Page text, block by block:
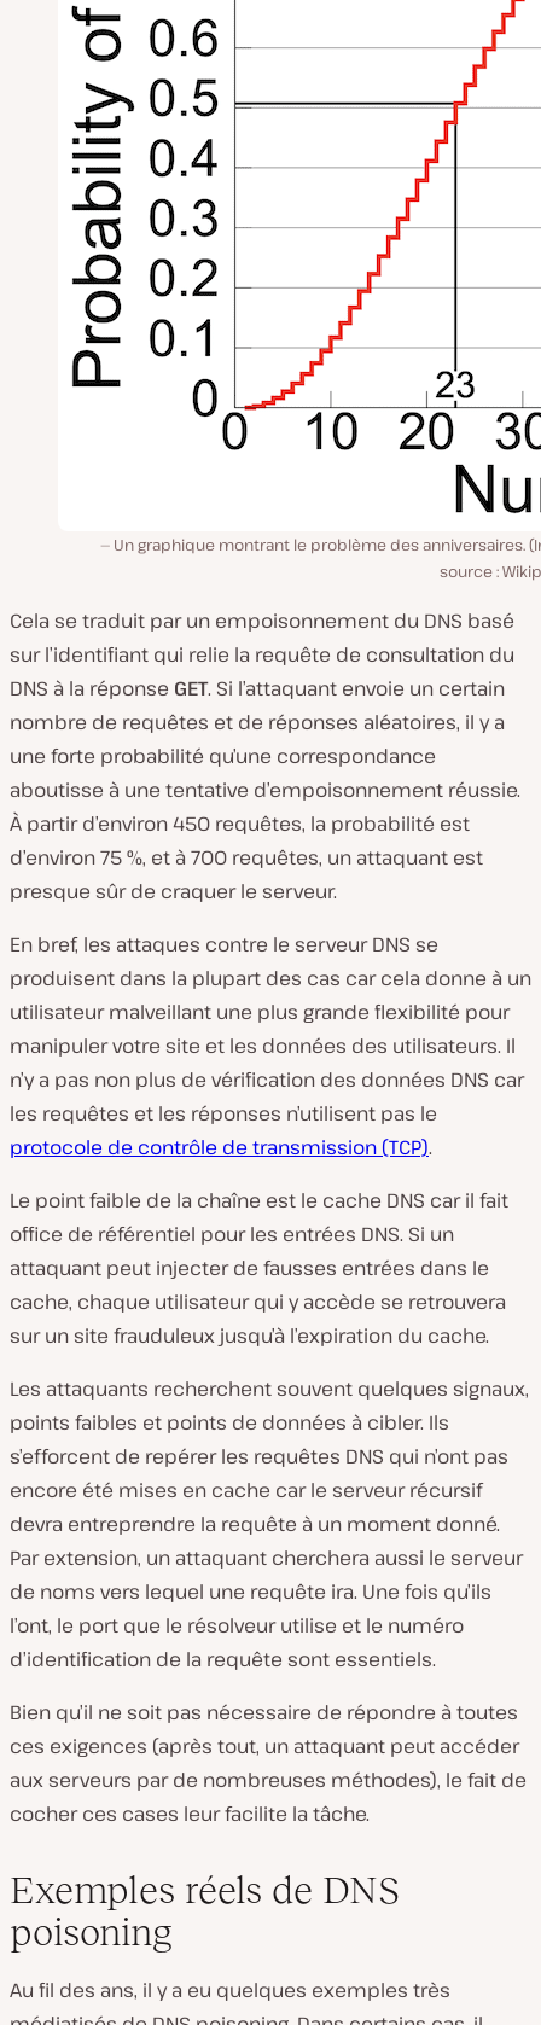
Un graphique montrant le problème des anniversaires.
source :
Cela se traduit par un empoisonnement du DNS basé
sur l’identifiant qui relie la requête de consultation du
DNS à la réponse GET. Si l’attaquant envoie un certain
nombre de requêtes et de réponses aléatoires, il y a
une forte probabilité qu’une correspondance
aboutisse à une tentative d’empoisonnement réussie.
À partir d’environ 450 requêtes, la probabilité est
d’environ 75 %, et à 700 requêtes, un attaquant est
presque sûr de craquer le serveur.
En bref, les attaques contre le serveur DNS se
produisent dans la plupart des cas car cela donne à un
utilisateur malveillant une plus grande flexibilité pour
manipuler votre site et les données des utilisateurs. Il
n’y a pas non plus de vérification des données DNS car
les requêtes et les réponses n’utilisent pas le
protocole de contrôle de transmission (TCP).
Le point faible de la chaîne est le cache DNS car il fait
office de référentiel pour les entrées DNS. Si un
attaquant peut injecter de fausses entrées dans le
cache, chaque utilisateur qui y accède se retrouvera
sur un site frauduleux jusqu’à l’expiration du cache.
Les attaquants recherchent souvent quelques signaux,
points faibles et points de données à cibler. Ils
s’efforcent de repérer les requêtes DNS qui n’ont pas
encore été mises en cache car le serveur récursif
devra entreprendre la requête à un moment donné.
Par extension, un attaquant cherchera aussi le serveur
de noms vers lequel une requête ira. Une fois qu’ils
l’ont, le port que le résolveur utilise et le numéro
d’identification de la requête sont essentiels.
Bien qu’il ne soit pas nécessaire de répondre à toutes
ces exigences (après tout, un attaquant peut accéder
aux serveurs par de nombreuses méthodes), le fait de
cocher ces cases leur facilite la tâche.
Exemples réels de DNS
poisoning
Au fil des ans, il y a eu quelques exemples très